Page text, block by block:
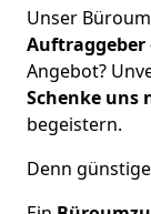
Unser
Auftraggeber
Angebot?
Schenke uns
begeistern.
Denn